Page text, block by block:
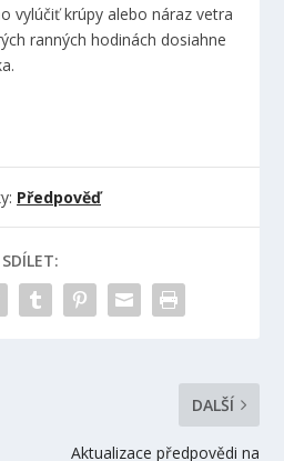
vylúčiť krúpy alebo náraz vetra
ranných hodinách dosiahne
Předpověď
SDÍLET:
DALŠÍ
Aktualizace předpovědi na